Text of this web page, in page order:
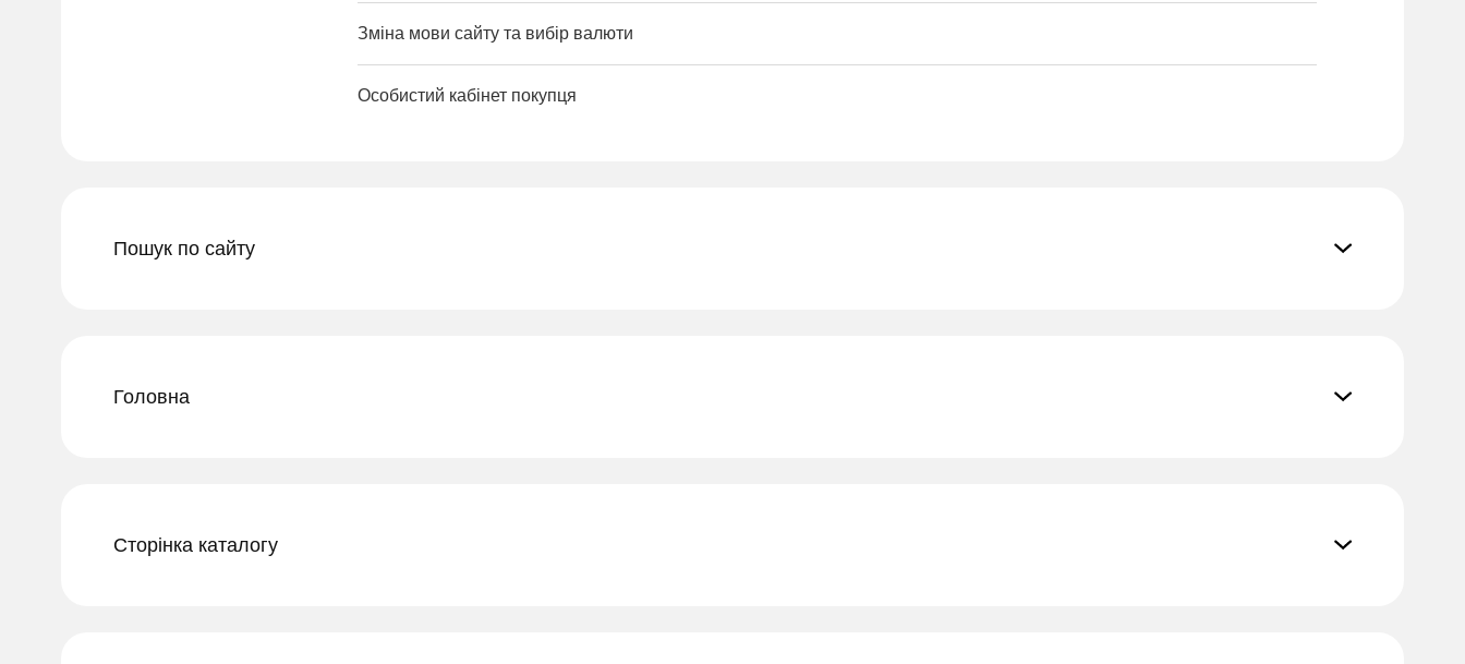
Зміна мови сайту та вибір валюти
Особистий кабінет покупця
Пошук по сайту
Головна
Сторінка каталогу